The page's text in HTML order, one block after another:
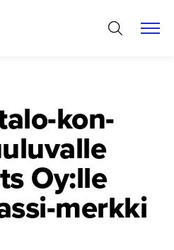
kon­
Oy:lle
merkki